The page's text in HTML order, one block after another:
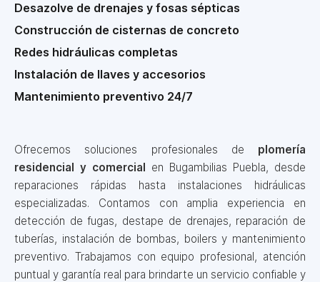
Desazolve de drenajes y fosas sépticas
Construcción de cisternas de concreto
Redes hidráulicas completas
Instalación de llaves y accesorios
Mantenimiento preventivo 24/7
Ofrecemos soluciones profesionales de plomería
residencial y comercial en Bugambilias Puebla, desde
reparaciones rápidas hasta instalaciones hidráulicas
especializadas. Contamos con amplia experiencia en
detección de fugas, destape de drenajes, reparación de
tuberías, instalación de bombas, boilers y mantenimiento
preventivo. Trabajamos con equipo profesional, atención
puntual y garantía real para brindarte un servicio confiable y